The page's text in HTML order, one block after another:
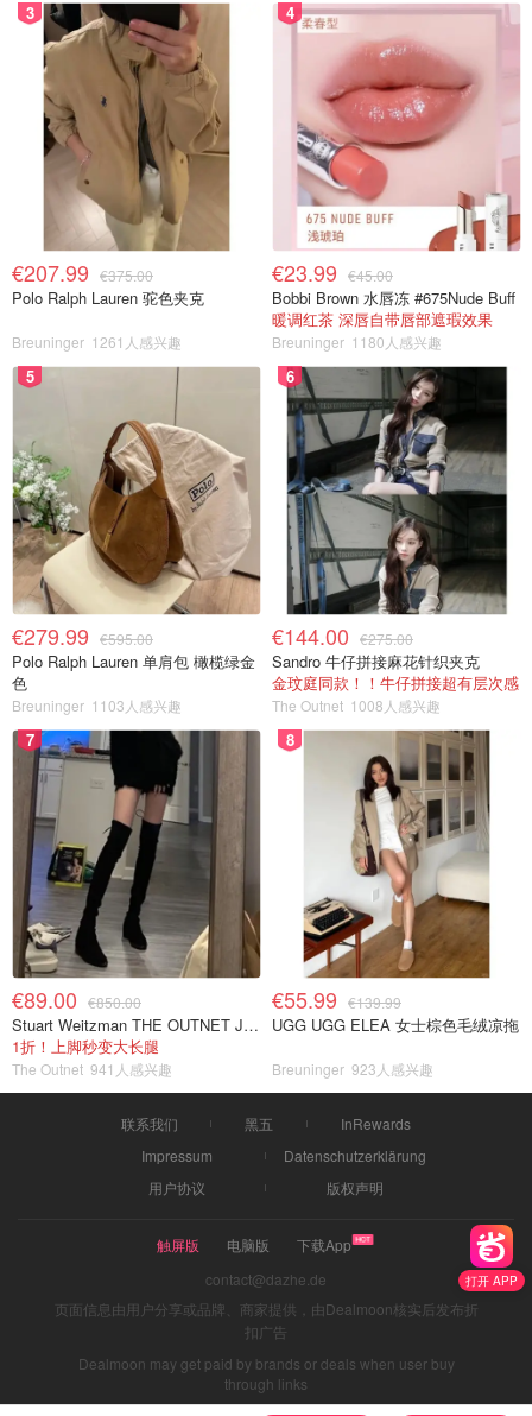
打开 APP
3
€207.99 €375.00
Polo Ralph Lauren 驼色夹克
Breuninger 1261人感兴趣
4
€23.99 €45.00
Bobbi Brown 水唇冻 #675Nude Buff
暖调红茶 深唇自带唇部遮瑕效果
Breuninger 1180人感兴趣
5
€279.99 €595.00
Polo Ralph Lauren 单肩包 橄榄绿金
色
Breuninger 1103人感兴趣
6
€144.00 €275.00
Sandro 牛仔拼接麻花针织夹克
金玟庭同款！！牛仔拼接超有层次感
The Outnet 1008人感兴趣
7
€89.00 €850.00
Stuart Weitzman THE OUTNET Jocey 弹力绒面过膝靴
1折！上脚秒变大长腿
The Outnet 941人感兴趣
8
€55.99 €139.99
UGG UGG ELEA 女士棕色毛绒凉拖
Breuninger 923人感兴趣
联系我们 黑五
InRewards
Impressum
Datenschutzerklärung
用户协议
版权声明
触屏版 电脑版
下载App
contact@dazhe.de
页面信息由用户分享或品牌、商家提供，由Dealmoon核实后发布折
扣广告
Dealmoon may get paid by brands or deals when user buy
through links